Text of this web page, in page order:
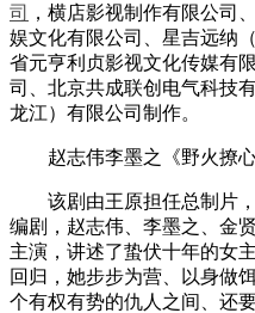
司
，横店影视制作有限公司
娱文化有限公司、星吉远纳
省元亨利贞影视文化传媒有
司、北京共成联创电气科技
龙江）有限公司制作。
赵志伟李墨之《野火撩心
该剧由王原担任总制片，
编剧，赵志伟、李墨之、金
主演，讲述了蛰伏十年的女
回归，她步步为营、以身做
个有权有势的仇人之间、还